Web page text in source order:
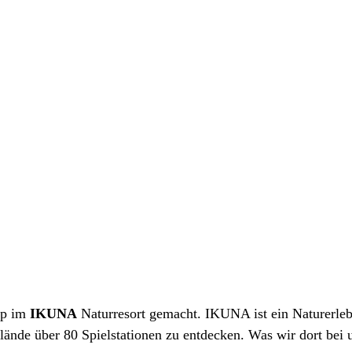
im IKUNA Naturresort gemacht. IKUNA ist ein
über 80 Spielstationen zu entdecken. Was wir dort